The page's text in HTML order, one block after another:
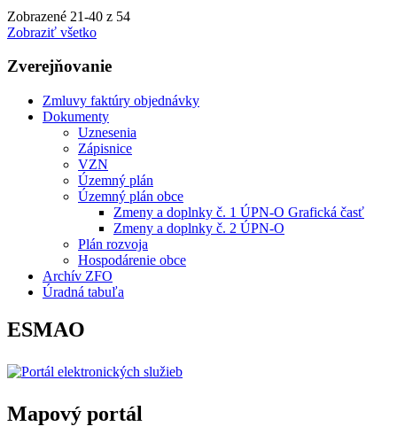
Zobrazené 21-40 z 54
Zobraziť všetko
Zverejňovanie
Zmluvy faktúry objednávky
Dokumenty
Uznesenia
Zápisnice
VZN
Územný plán
Územný plán obce
Zmeny a doplnky č. 1 ÚPN-O Grafická časť
Zmeny a doplnky č. 2 ÚPN-O
Plán rozvoja
Hospodárenie obce
Archív ZFO
Úradná tabuľa
ESMAO
Mapový portál